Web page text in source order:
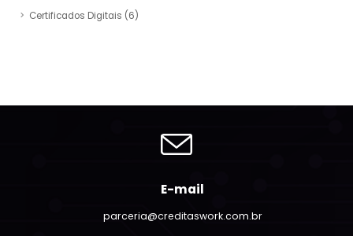
Certificados Digitais (6)
E-mail
parceria@creditaswork.com.br